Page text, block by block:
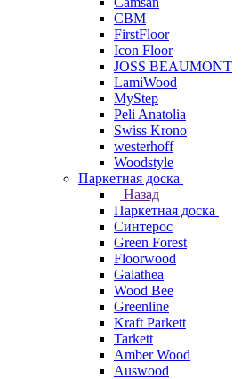
CBM
FirstFloor
Icon Floor
JOSS BEAUMONT
LamiWood
MyStep
Peli Anatolia
Swiss Krono
westerhoff
Woodstyle
Паркетная доска
Назад
Паркетная доска
Синтерос
Green Forest
Floorwood
Galathea
Wood Bee
Greenline
Kraft Parkett
Tarkett
Amber Wood
Auswood